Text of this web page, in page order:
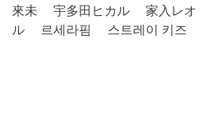
來未
宇多田ヒカル 家入レオ
ル
르세라핌 스트레이 키즈